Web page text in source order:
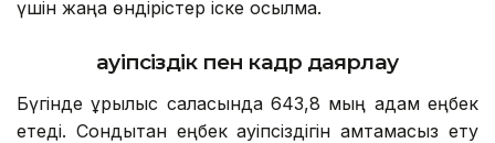
үшін жаңа өндірістер іске қосылмақ.
Қауіпсіздік пен кадр даярлау
Бүгінде құрылыс саласында 643,8 мың адам еңбек
етеді. Сондықтан еңбек қауіпсіздігін қамтамасыз ету